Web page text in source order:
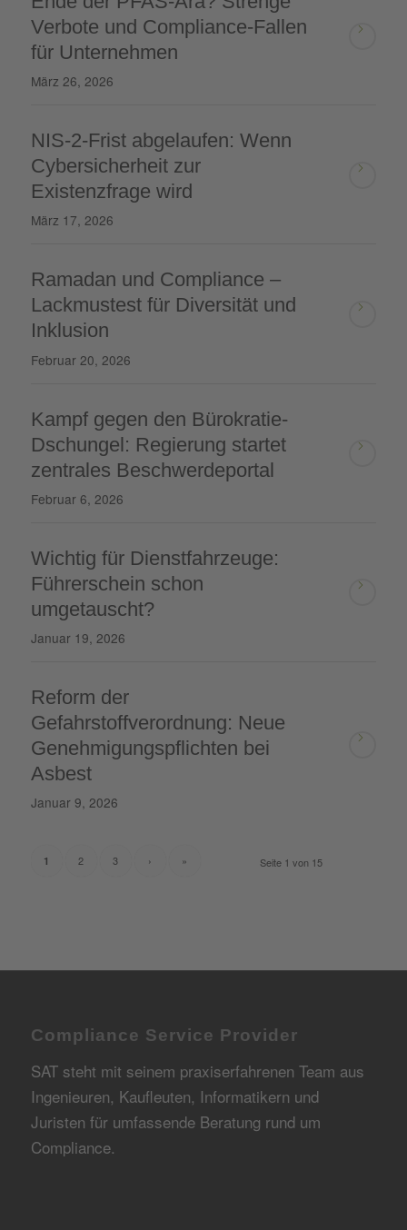
Verbote und Compliance-Fallen
für Unternehmen
März 26, 2026
NIS-2-Frist abgelaufen: Wenn
Cybersicherheit zur
Existenzfrage wird
März 17, 2026
Ramadan und Compliance –
Lackmustest für Diversität und
Inklusion
Februar 20, 2026
Kampf gegen den Bürokratie-
Dschungel: Regierung startet
zentrales Beschwerdeportal
Februar 6, 2026
Wichtig für Dienstfahrzeuge:
Führerschein schon
umgetauscht?
Januar 19, 2026
Reform der
Gefahrstoffverordnung: Neue
Genehmigungspflichten bei
Asbest
Januar 9, 2026
Seite 1 von 15
1 2 3 › »
Compliance Service Provider
SAT steht mit seinem praxiserfahrenen Team aus
Ingenieuren, Kaufleuten, Informatikern und
Juristen für umfassende Beratung rund um
Compliance.